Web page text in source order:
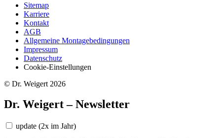
Sitemap
Karriere
Kontakt
AGB
Allgemeine Montagebedingungen
Impressum
Datenschutz
Cookie-Einstellungen
© Dr. Weigert 2026
Dr. Weigert – Newsletter
update (2x im Jahr)